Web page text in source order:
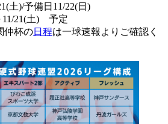
土)/予備日11/22(日)
11/21(土) 予定
仲杯の日程は一球速報よりご確認く